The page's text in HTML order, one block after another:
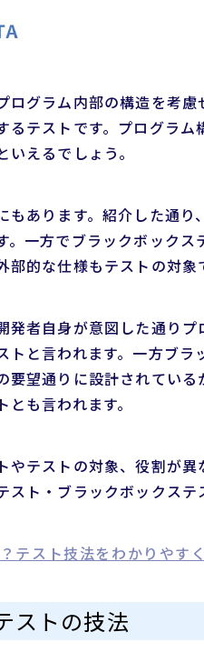
ログラム内部の構造を考
るテストです。プログラ
えるでしょう。
あります。紹介した通り
。一方でブラックボック
的な仕様もテストの対象
発者自身が意図した通り
トと言われます。一方ブ
要望通りに設計されてい
も言われます。
やテストの対象、役割が
ト・ブラックボックステ
テスト技法をわかりやす
ストの技法